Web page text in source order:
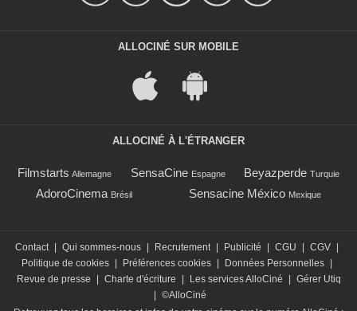
ALLOCINÉ SUR MOBILE
ALLOCINÉ À L'ÉTRANGER
Filmstarts Allemagne SensaCine Espagne Beyazperde Turquie
AdoroCinema Brésil Sensacine México Mexique
Contact | Qui sommes-nous | Recrutement | Publicité | CGU | CGV |
Politique de cookies | Préférences cookies | Données Personnelles |
Revue de presse
| Charte d'écriture | Les services AlloCiné | Gérer Utiq
| ©AlloCiné